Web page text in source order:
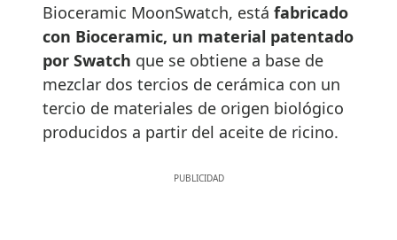
Bioceramic MoonSwatch, está fabricado
con Bioceramic, un material patentado
por Swatch que se obtiene a base de
mezclar dos tercios de cerámica con un
tercio de materiales de origen biológico
producidos a partir del aceite de ricino.